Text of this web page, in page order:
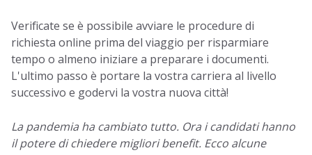
Verificate se è possibile avviare le procedure di
richiesta online prima del viaggio per risparmiare
tempo o almeno iniziare a preparare i documenti.
L'ultimo passo è portare la vostra carriera al livello
successivo e godervi la vostra nuova città!
La pandemia ha cambiato tutto. Ora i candidati hanno
il potere di chiedere migliori benefit. Ecco alcune